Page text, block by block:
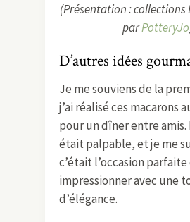
(Présentation : collections
parPotteryJo
D’autres idées
Je me souviens de la
j’ai réalisé ces macarons
pour un dîner entre amis.
était palpable, et je me
c’était l’occasion parfaite
impressionner avec une
d’élégance.